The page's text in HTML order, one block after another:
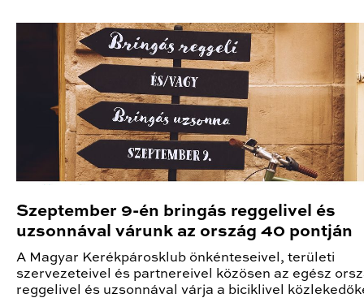
Szeptember 9-én bringás reggelivel és
uzsonnával várunk az ország 40 pontján
A Magyar Kerékpárosklub önkénteseivel, területi
szervezeteivel és partnereivel közösen az egész
reggelivel és uzsonnával várja a biciklivel